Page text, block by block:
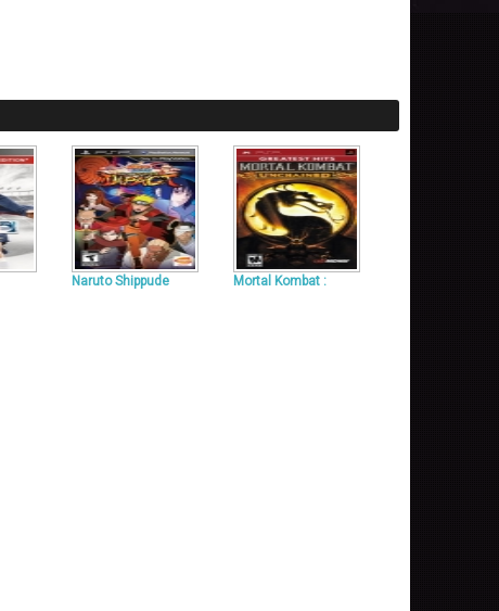
Naruto Shippude Mortal Kombat :